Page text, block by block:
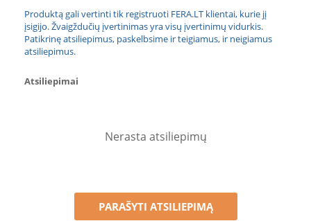
Produktą gali vertinti tik registruoti FERA.LT klientai, kurie jį
įsigijo. Žvaigždučių įvertinimas yra visų įvertinimų vidurkis.
Patikrinę atsiliepimus, paskelbsime ir teigiamus, ir neigiamus
atsiliepimus.
Atsiliepimai
Nerasta atsiliepimų
PARAŠYTI ATSILIEPIMĄ